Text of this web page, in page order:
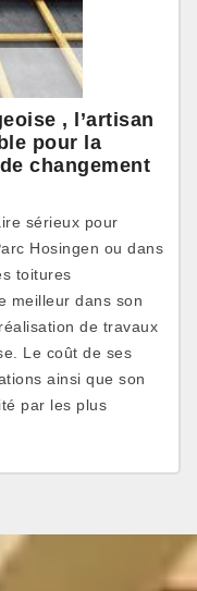
, l’artisan
pour la
changement
sérieux pour
Hosingen ou dans
toitures
meilleur dans son
de travaux
Le coût de ses
ainsi que son
par les plus